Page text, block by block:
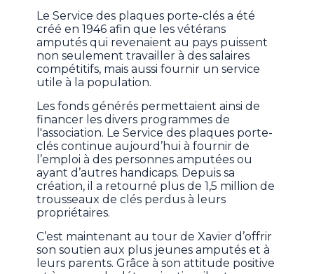
Le Service des plaques porte-clés a été
créé en 1946 afin que les vétérans
amputés qui revenaient au pays puissent
non seulement travailler à des salaires
compétitifs, mais aussi fournir un service
utile à la population.
Les fonds générés permettaient ainsi de
financer les divers programmes de
l'association. Le Service des plaques porte-
clés continue aujourd’hui à fournir de
l’emploi à des personnes amputées ou
ayant d’autres handicaps. Depuis sa
création, il a retourné plus de 1,5 million de
trousseaux de clés perdus à leurs
propriétaires.
C’est maintenant au tour de Xavier d’offrir
son soutien aux plus jeunes amputés et à
leurs parents. Grâce à son attitude positive